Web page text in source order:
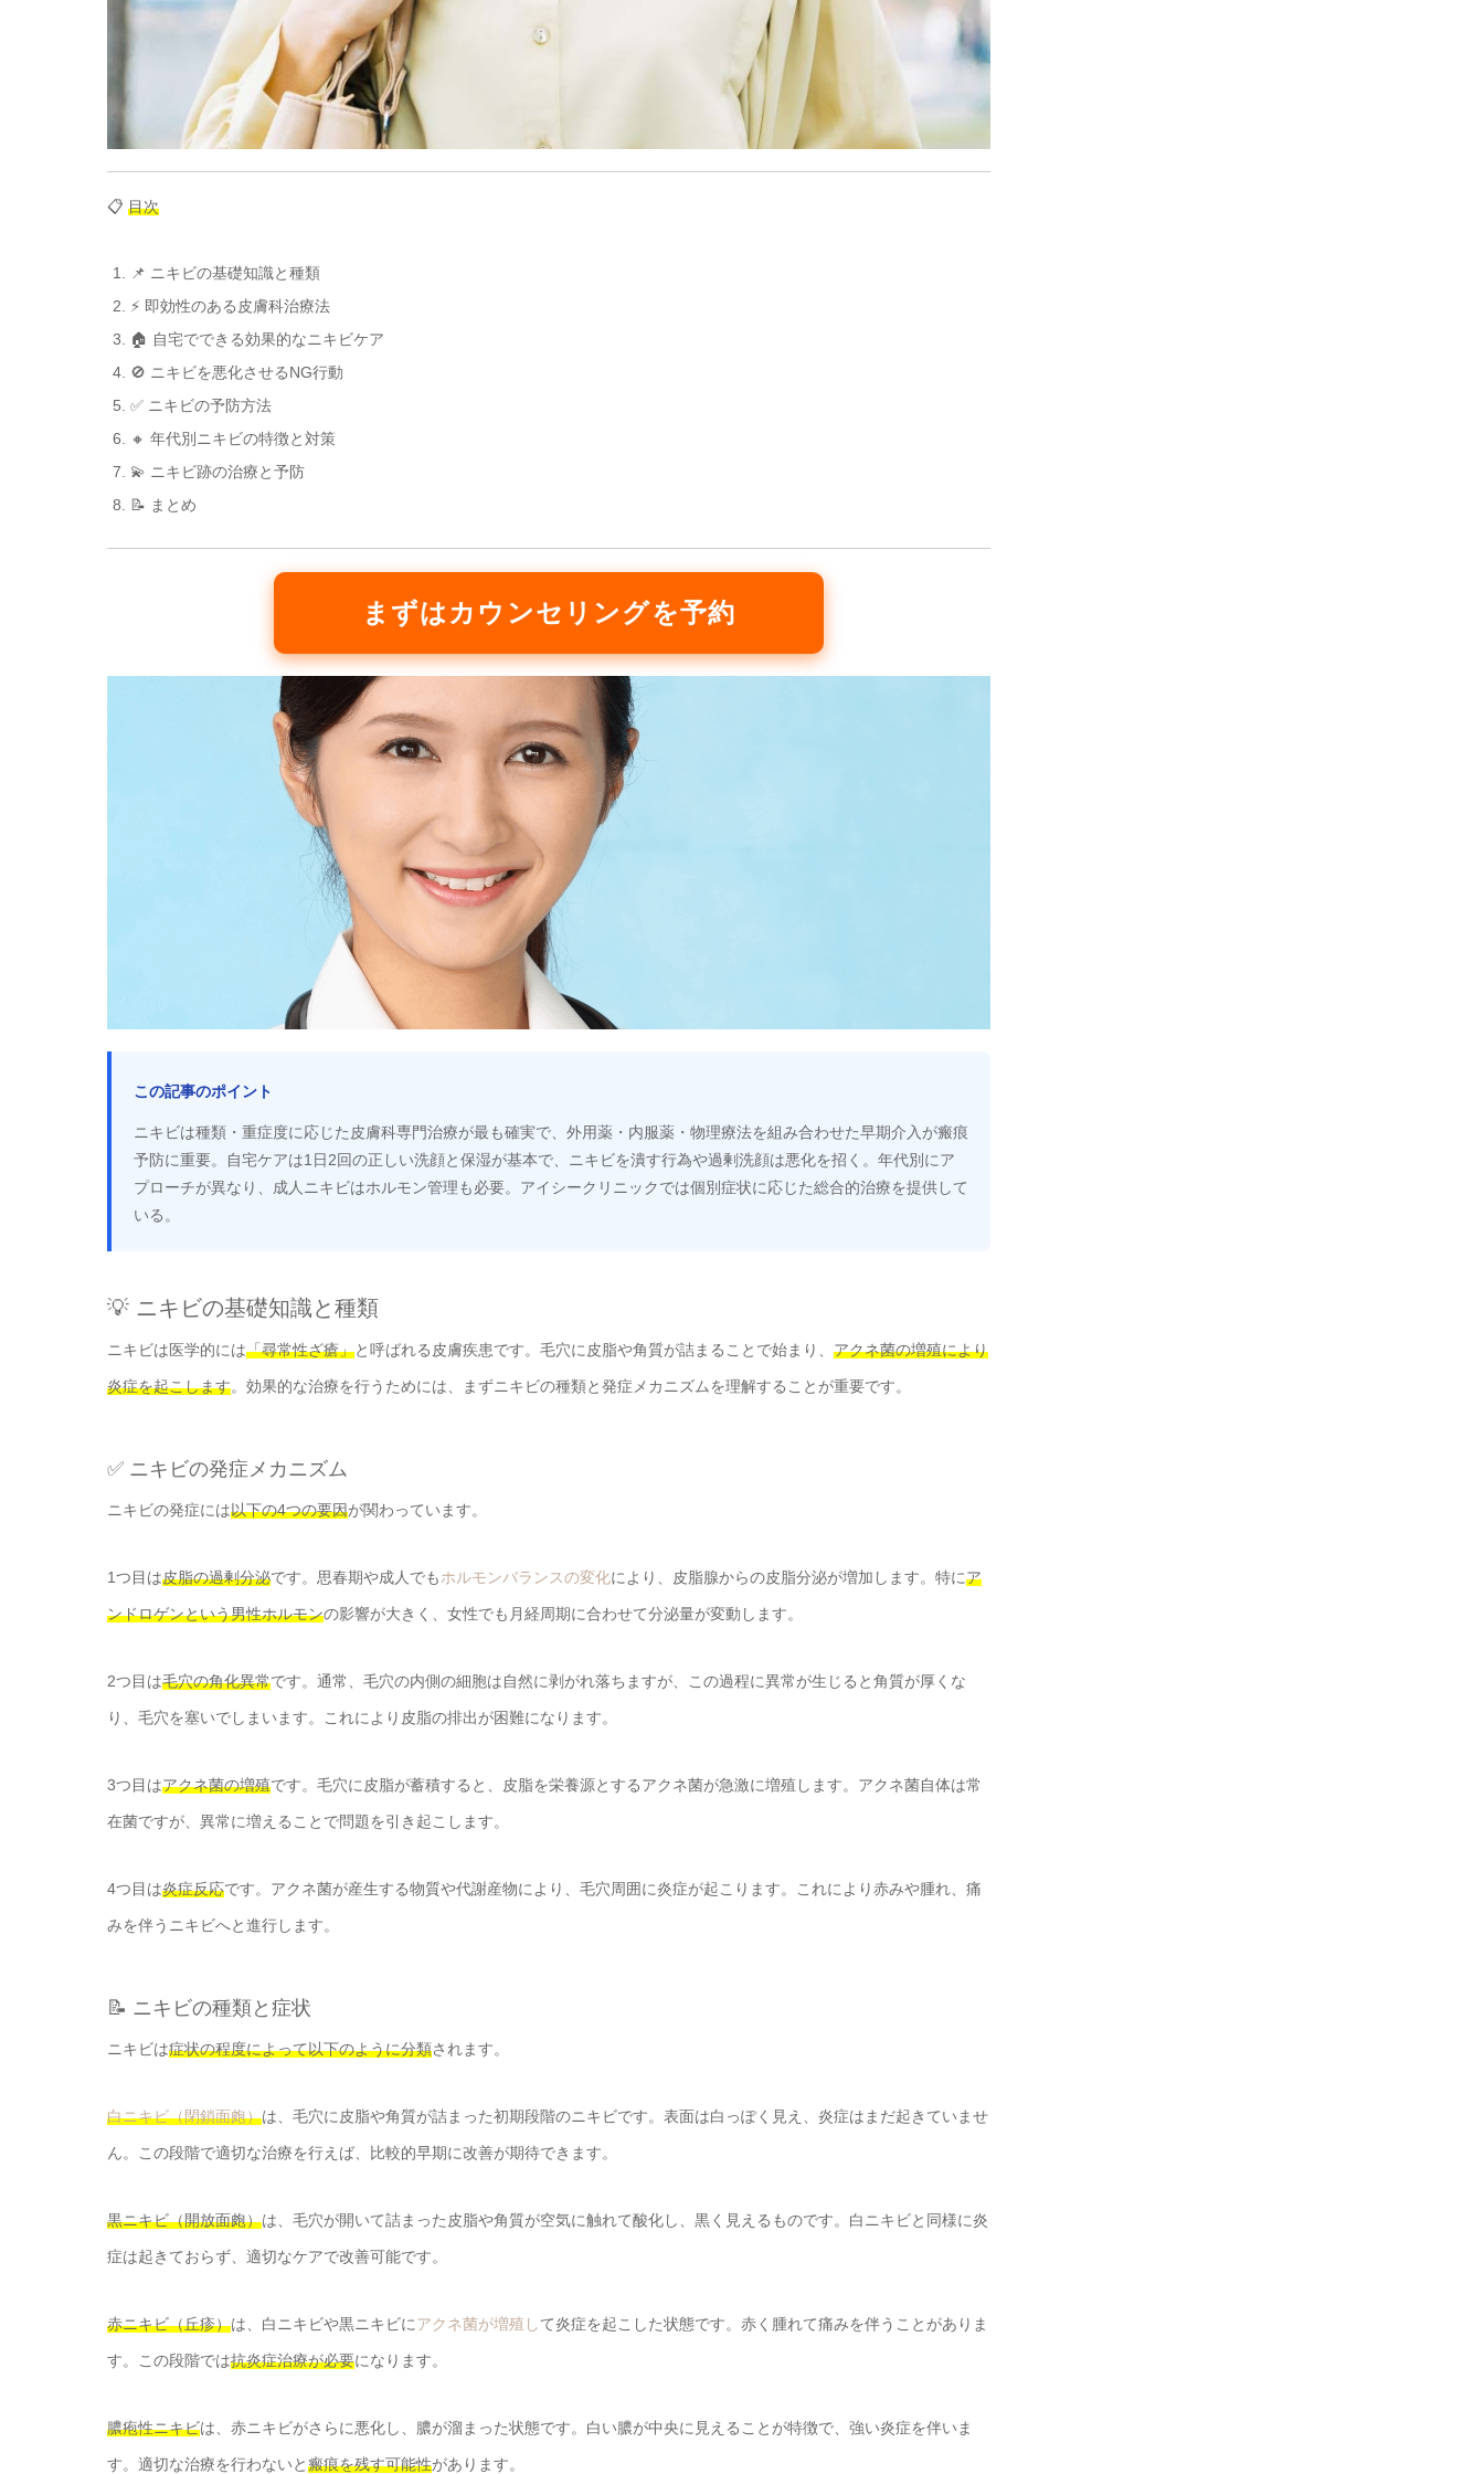
📋 目次
📌 ニキビの基礎知識と種類
⚡ 即効性のある皮膚科治療法
🏠 自宅でできる効果的なニキビケア
🚫 ニキビを悪化させるNG行動
✅ ニキビの予防方法
🔸 年代別ニキビの特徴と対策
💫 ニキビ跡の治療と予防
📝 まとめ
まずはカウンセリングを予約
この記事のポイント
ニキビは種類・重症度に応じた皮膚科専門治療が最も確実で、外用薬・内服薬・物理療法を組み合わせた早期介入が瘢痕
予防に重要。自宅ケアは1日2回の正しい洗顔と保湿が基本で、ニキビを潰す行為や過剰洗顔は悪化を招く。年代別にア
プローチが異なり、成人ニキビはホルモン管理も必要。アイシークリニックでは個別症状に応じた総合的治療を提供して
いる。
💡 ニキビの基礎知識と種類
ニキビは医学的には「尋常性ざ瘡」と呼ばれる皮膚疾患です。毛穴に皮脂や角質が詰まることで始まり、 アクネ菌の増殖により
炎症を起こします。効果的な治療を行うためには、まずニキビの種類と発症メカニズムを理解することが重要です。
✅ ニキビの発症メカニズム
ニキビの発症には以下の4つの要因が関わっています。
1つ目は皮脂の過剰分泌です。思春期や成人でもホルモンバランスの変化により、皮脂腺からの皮脂分泌が増加します。特にア
ンドロゲンという男性ホルモンの影響が大きく、女性でも月経周期に合わせて分泌量が変動します。
2つ目は毛穴の角化異常です。通常、毛穴の内側の細胞は自然に剥がれ落ちますが、この過程に異常が生じると角質が厚くな
り、毛穴を塞いでしまいます。これにより皮脂の排出が困難になります。
3つ目はアクネ菌の増殖です。毛穴に皮脂が蓄積すると、皮脂を栄養源とするアクネ菌が急激に増殖します。アクネ菌自体は常
在菌ですが、異常に増えることで問題を引き起こします。
4つ目は炎症反応です。アクネ菌が産生する物質や代謝産物により、毛穴周囲に炎症が起こります。これにより赤みや腫れ、痛
みを伴うニキビへと進行します。
📝 ニキビの種類と症状
ニキビは症状の程度によって以下のように分類されます。
白ニキビ（閉鎖面皰）は、毛穴に皮脂や角質が詰まった初期段階のニキビです。表面は白っぽく見え、炎症はまだ起きていませ
ん。この段階で適切な治療を行えば、比較的早期に改善が期待できます。
黒ニキビ（開放面皰）は、毛穴が開いて詰まった皮脂や角質が空気に触れて酸化し、黒く見えるものです。白ニキビと同様に炎
症は起きておらず、適切なケアで改善可能です。
赤ニキビ（丘疹）は、白ニキビや黒ニキビにアクネ菌が増殖して炎症を起こした状態です。赤く腫れて痛みを伴うことがありま
す。この段階では抗炎症治療が必要になります。
膿疱性ニキビは、赤ニキビがさらに悪化し、膿が溜まった状態です。白い膿が中央に見えることが特徴で、強い炎症を伴いま
す。適切な治療を行わないと瘢痕を残す可能性があります。